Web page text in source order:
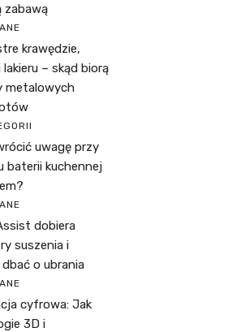
zabawą
krawędzie,
– skąd biorą
metalowych
uwagę przy
baterii kuchennej
dobiera
suszenia i
o ubrania
cyfrowa: Jak
3D i